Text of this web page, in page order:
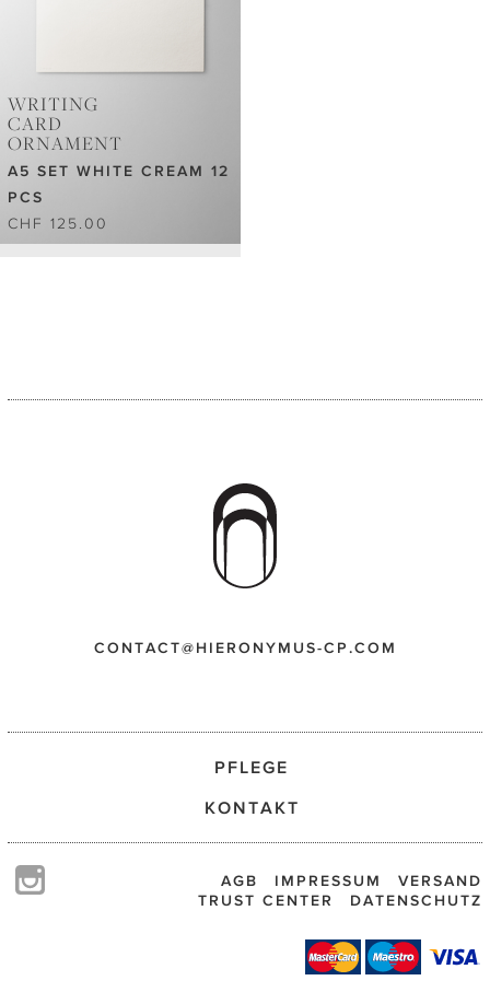
WRITING
CARD
ORNAMENT
A5 SET WHITE CREAM 12
PCS
CHF 125.00
CONTACT@HIERONYMUS-CP.COM
PFLEGE
KONTAKT
VERSAND
IMPRESSUM
AGB
DATENSCHUTZ
TRUST CENTER